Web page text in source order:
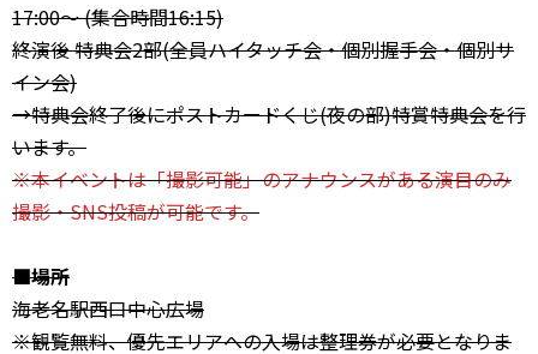
17:00〜 (集合時間16:15)
終演後 特典会2部(全員ハイタッチ会・個別握手会・個別サ
イン会)
→特典会終了後にポストカードくじ(夜の部)特賞特典会を行
います。
※本イベントは「撮影可能」のアナウンスがある演目のみ
撮影・SNS投稿が可能です。
■場所
海老名駅西口中心広場
※観覧無料、優先エリアへの入場は整理券が必要となりま